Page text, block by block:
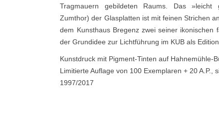
Tragmauern gebildeten Raums. Das »leicht
Zumthor) der Glasplatten ist mit feinen Strichen
dem Kunsthaus Bregenz zwei seiner ikonischen
der Grundidee zur Lichtführung im KUB als
Kunstdruck mit Pigment-Tinten auf Hahnemühle-
Limitierte Auflage von 100 Exemplaren + 20 A.P.,
1997/2017